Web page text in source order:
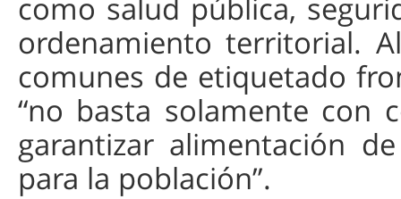
como salud pública,
ordenamiento territorial.
comunes de etiquetado
“no basta solamente con
garantizar alimentación
para la población”.